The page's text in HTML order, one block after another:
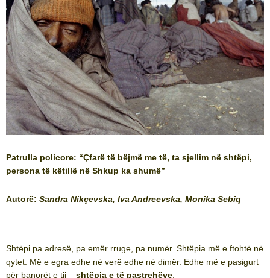
Patrulla policore: “Çfarë të bëjmë me të, ta sjellim në shtëpi,
persona të këtillë në Shkup ka shumë”
Autorë: Sandra Nikçevska, Iva Andreevska, Monika Sebiq
Shtëpi pa adresë, pa emër rruge, pa numër. Shtëpia më e ftohtë në
qytet. Më e egra edhe në verë edhe në dimër. Edhe më e pasigurt
për banorët e tij – shtëpia e të pastrehëve